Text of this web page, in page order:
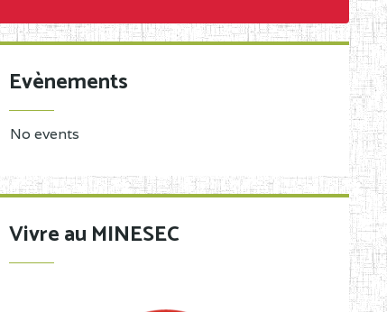
Evènements
No events
Vivre au MINESEC